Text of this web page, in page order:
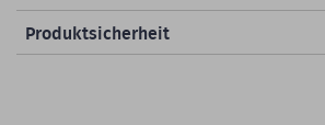
Produktsicherheit